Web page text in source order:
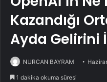
Kazandığı
Ayda Gelirini
NURCAN BAYRAM
1 dakika okuma süresi